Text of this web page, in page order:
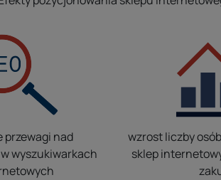
przewagi nad
wyszukiwarkach
wzrost liczby
sklep